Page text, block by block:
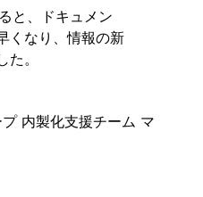
と、ドキュメン
くなり、情報の新
。
内製化支援チーム マ